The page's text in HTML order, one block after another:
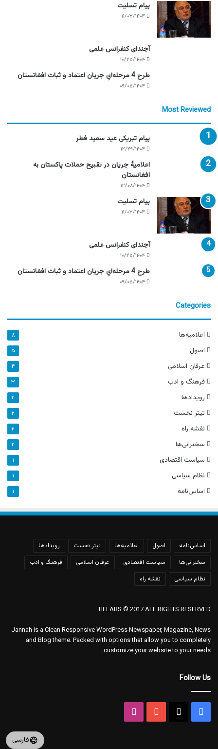
فارسی
پیام تسلیت
۱۱/۰۳/۱۴۰۴
آجندای کنفرانس علمی
۱۰/۲۵/۱۴۰۴
طرح 4 مرحله‌ایِ جریان اعتماد و ثبات افغانستان
۰۹/۰۵/۱۴۰۴
Most Reviewed
پیام تبریکی عید سعید فطر
۱۲/۲۹/۱۴۰۴
اعلامیۀ جریان در تقبیح حملات پاکستان به
افغانستان
۱۲/۰۸/۱۴۰۴
پیام تسلیت
۱۱/۰۳/۱۴۰۴
آجندای کنفرانس علمی
۱۰/۲۵/۱۴۰۴
طرح 4 مرحله‌ایِ جریان اعتماد و ثبات افغانستان
۰۹/۰۵/۱۴۰۴
Categories
اعلامیه‌ها ۸
اصول ۵
عرفان اسلامی ۴
فرهنگ و ادب ۳
رویدادها ۲
تیتر نخست ۲
نقشه راه ۲
سخنرانی‌ها ۲
سیاست اقتصادی ۱
نظام سیاسی ۱
اساس‌نامه ۱
اساس‌نامه اصول اعلامیه‌ها تیتر نخست
رویدادها
سخنرانی‌ها
سیاست اقتصادی عرفان اسلامی
فرهنگ و ادب
نظام سیاسی
نقشه راه
TIELABS © 2017 ALL RIGHTS RESERVED
Jannah is a Clean Responsive WordPress Newspaper, Magazine, News
and Blog theme. Packed with options that allow you to completely
customize your website to your needs.
Follow Us
فیس
یوتیوب